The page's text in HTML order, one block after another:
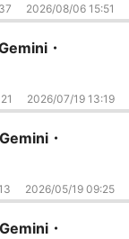
37 2026/08/06 15:51
・
21 2026/07/19 13:19
・
2026/05/19 09:25
・